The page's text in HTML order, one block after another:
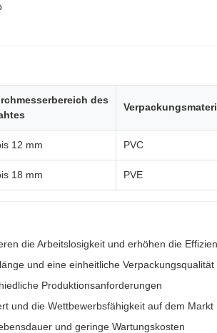
des
12 mm PVC
18 mm PVE
die Arbeitslosigkeit und erhöhen die
und eine einheitliche Verpackungsqualität
Produktionsanforderungen
und die Wettbewerbsfähigkeit auf dem Markt
und geringe Wartungskosten